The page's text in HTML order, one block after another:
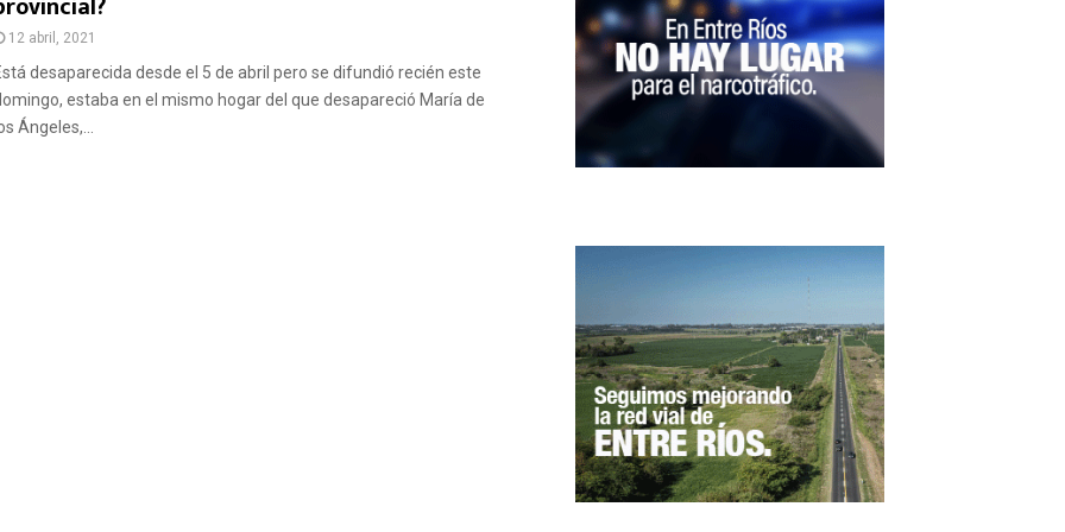
12 abril, 2021
desaparecida desde el 5 de abril pero se difundió recién este
estaba en el mismo hogar del que desapareció María de
Ángeles,...